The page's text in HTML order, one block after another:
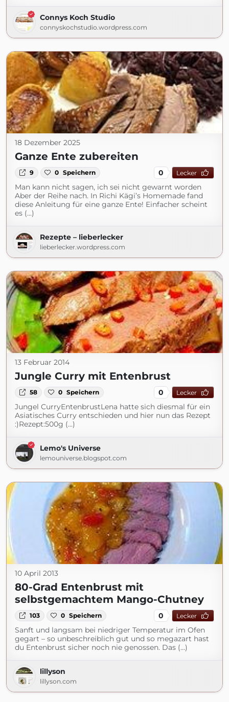
Connys Koch Studio
connyskochstudio.wordpress.com
18 Dezember 2025
Ganze Ente zubereiten
9 0 Speichern 0 Lecker
Man kann nicht sagen, ich sei nicht gewarnt worden
Aber der Reihe nach. In Richi Kägi’s Homemade fand
diese Anleitung für eine ganze Ente! Einfacher scheint
es (...)
Rezepte – lieberlecker
lieberlecker.wordpress.com
13 Februar 2014
Jungle Curry mit Entenbrust
58 0 Speichern 0 Lecker
Jungel CurryEntenbrustLena hatte sich diesmal für ein
Asiatisches Curry entschieden und hier nun das Rezept
:)Rezept:500g (...)
Lemo's Universe
lemouniverse.blogspot.com
10 April 2013
80-Grad Entenbrust mit
selbstgemachtem Mango-Chutney
103 0 Speichern 0 Lecker
Sanft und langsam bei niedriger Temperatur im Ofen
gegart – so unbeschreiblich gut und so megazart hast
du Entenbrust sicher noch nie genossen. Das (...)
lillyson
lillyson.com